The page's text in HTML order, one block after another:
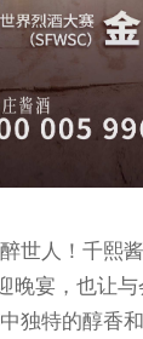
世人！千熙
晚宴，也让
独特的醇香